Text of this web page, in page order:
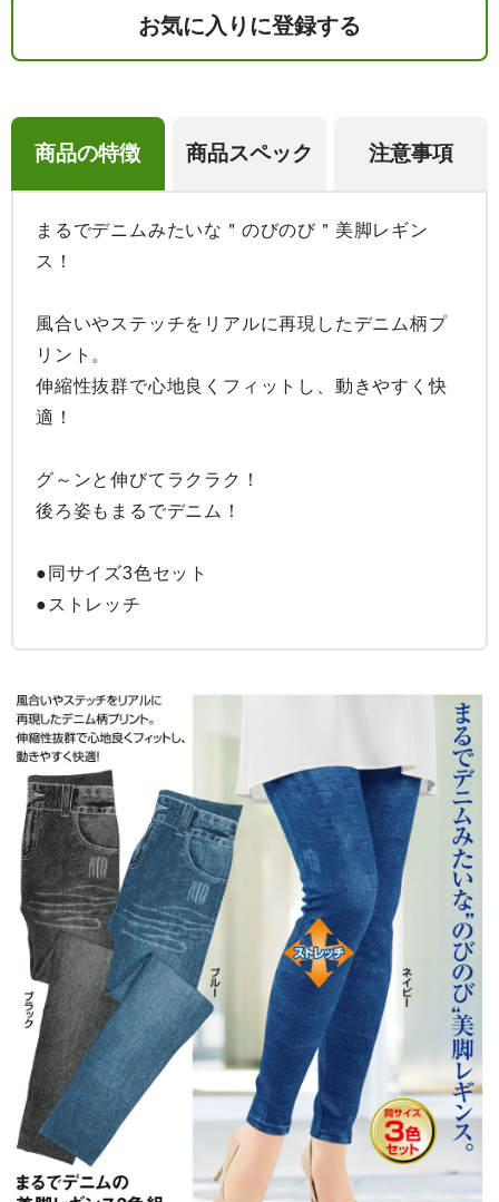
お気に入りに登録する
商品の特徴 商品スペック 注意事項
まるでデニムみたいな＂のびのび＂美脚レギン
ス！
風合いやステッチをリアルに再現したデニム柄プ
リント。
伸縮性抜群で心地良くフィットし、動きやすく快
適！
グ～ンと伸びてラクラク！
後ろ姿もまるでデニム！
●同サイズ3色セット
●ストレッチ